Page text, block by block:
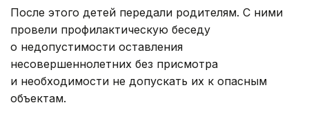
После этого детей передали родителям. С ними
провели профилактическую беседу
о недопустимости оставления
несовершеннолетних без присмотра
и необходимости не допускать их к опасным
объектам.